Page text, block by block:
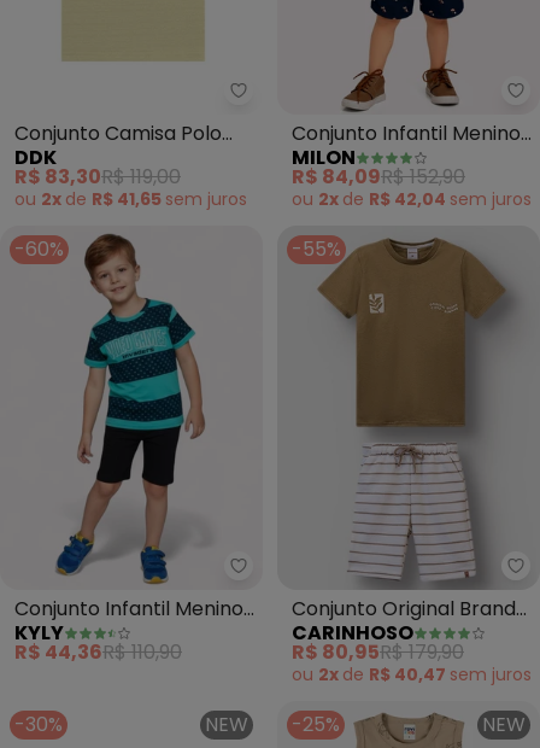
Ddk - Conjunto Camisa Polo
Conjunto Camisa Polo
Nature e Bermuda
(Marrom)
DDK
R$ 83,30R$ 119,00
ou 2x de R$ 41,65 sem juros
Conjunto Infantil Menino
Cachorrinho (Marrom)
MILON
R$ 84,09R$ 152,90
ou 2x de R$ 42,04 sem juros
-60%
Kyly - Conjunto Infantil Menino
Conjunto Infantil Menino
Estampado (Marrom)
KYLY
R$ 44,36R$ 110,90
-55%
Conjunto Original Brand
Bordado (Cáqui)
CARINHOSO
R$ 80,95R$ 179,90
ou 2x de R$ 40,47 sem juros
-30% NEW -25% NEW